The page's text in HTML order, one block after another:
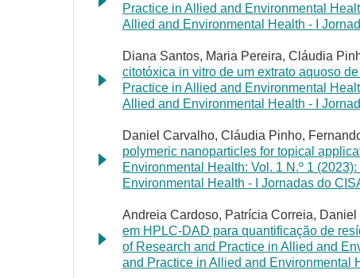
Practice in Allied and Environmental
Allied and Environmental Health - I
Diana Santos, Maria Pereira, Cláudia
citotóxica in vitro de um extrato aquoso
Practice in Allied and Environmental
Allied and Environmental Health - I
Daniel Carvalho, Cláudia Pinho,
polymeric nanoparticles for topical
Environmental Health: Vol. 1 N.º 1
Environmental Health - I Jornadas do
Andreia Cardoso, Patrícia Correia,
em HPLC-DAD para quantificação de
of Research and Practice in Allied and
and Practice in Allied and Environmental